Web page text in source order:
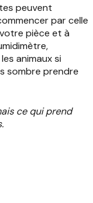
peuvent
par celle
pièce et à
animaux si
sombre prendre
ce qui prend